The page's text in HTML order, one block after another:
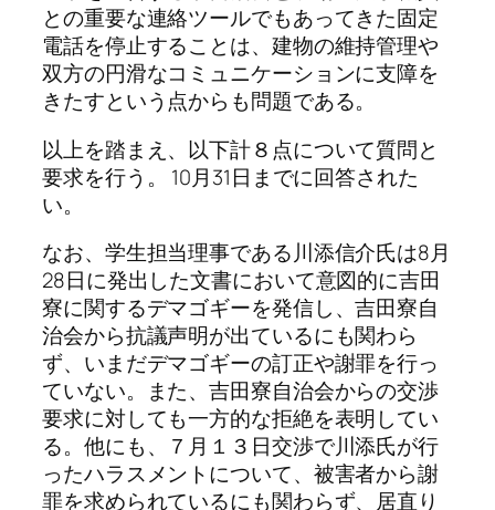
との重要な連絡ツールでもあってきた固定
電話を停止することは、建物の維持管理や
双方の円滑なコミュニケーションに支障を
きたすという点からも問題である。
以上を踏まえ、以下計８点について質問と
要求を行う。 10月31日までに回答された
い。
なお、学生担当理事である川添信介氏は8月
28日に発出した文書において意図的に吉田
寮に関するデマゴギーを発信し、吉田寮自
治会から抗議声明が出ているにも関わら
ず、いまだデマゴギーの訂正や謝罪を行っ
ていない。また、吉田寮自治会からの交渉
要求に対しても一方的な拒絶を表明してい
る。他にも、７月１３日交渉で川添氏が行
ったハラスメントについて、被害者から謝
罪を求められているにも関わらず、居直り